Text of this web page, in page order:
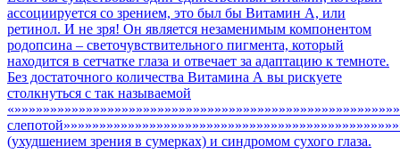
ассоциируется со зрением, это был бы Витамин А, или
ретинол. И не зря! Он является незаменимым компонентом
родопсина – светочувствительного пигмента, который
находится в сетчатке глаза и отвечает за адаптацию к темноте.
Без достаточного количества Витамина А вы рискуете
столкнуться с так называемой
(ухудшением зрения в сумерках) и синдромом сухого глаза.